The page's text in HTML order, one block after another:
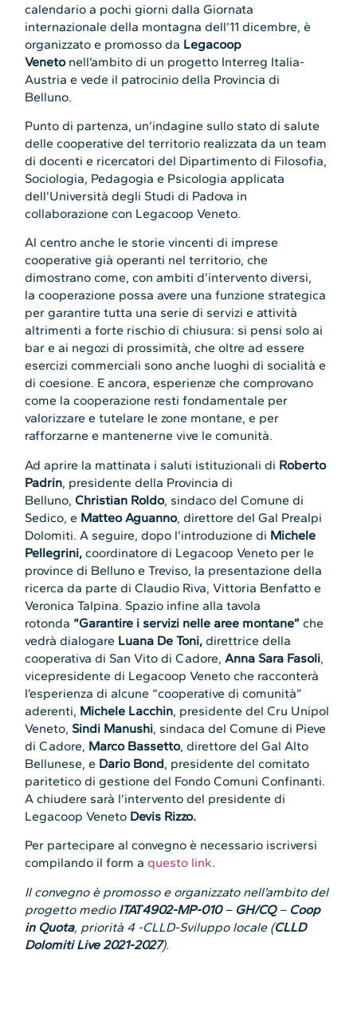
calendario a pochi giorni dalla Giornata
internazionale della montagna dell’11 dicembre, è
organizzato e promosso da Legacoop
Venetonell’ambito di un progetto Interreg Italia-
Austria e vede il patrocinio della Provincia di
Belluno.
Punto di partenza, un’indagine sullo stato di salute
delle cooperative del territorio realizzata da un team
di docenti e ricercatori del Dipartimento di Filosofia,
Sociologia, Pedagogia e Psicologia applicata
dell’Università degli Studi di Padova in
collaborazione con Legacoop Veneto.
Al centro anche le storie vincenti di imprese
cooperative già operanti nel territorio, che
dimostrano come, con ambiti d’intervento diversi,
la cooperazione possa avere una funzione strategica
per garantire tutta una serie di servizi e attività
altrimenti a forte rischio di chiusura: si pensi solo ai
bar e ai negozi di prossimità, che oltre ad essere
esercizi commerciali sono anche luoghi di socialità e
di coesione. E ancora, esperienze che comprovano
come la cooperazione resti fondamentale per
valorizzare e tutelare le zone montane, e per
rafforzarne e mantenerne vive le comunità.
Ad aprire la mattinata i saluti istituzionali di Roberto
Padrin, presidente della Provincia di
Belluno,Christian Roldo, sindaco del Comune di
Sedico, e Matteo Aguanno, direttore del Gal Prealpi
Dolomiti. A seguire, dopo l’introduzione di Michele
Pellegrini,coordinatore di Legacoop Veneto per le
province di Belluno e Treviso, la presentazione della
ricerca da parte di Claudio Riva, Vittoria Benfatto e
Veronica Talpina. Spazio infine alla tavola
rotonda “Garantire i servizi nelle aree montane”che
vedrà dialogare Luana De Toni,direttrice della
cooperativa di San Vito di Cadore,Anna Sara Fasoli,
vicepresidente di Legacoop Veneto che racconterà
l’esperienza di alcune “cooperative di comunità”
aderenti, Michele Lacchin, presidente del Cru Unipol
Veneto, Sindi Manushi, sindaca del Comune di Pieve
di Cadore, Marco Bassetto, direttore del Gal Alto
Bellunese, e Dario Bond, presidente del comitato
paritetico di gestione del Fondo Comuni Confinanti.
A chiudere sarà l’intervento del presidente di
Legacoop Veneto Devis Rizzo.
Per partecipare al convegno è necessario iscriversi
compilando il form aquesto link.
Il convegno è promosso e organizzato nell’ambito del
progetto medio ITAT4902-MP-010 – GH/CQ – Coop
in Quota, priorità 4 -CLLD-Sviluppo locale (CLLD
Dolomiti Live 2021-2027).